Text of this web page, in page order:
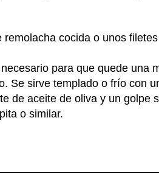
cocida o unos
para que quede una
Se sirve templado o frío con
de aceite de oliva y un golpe
o similar.